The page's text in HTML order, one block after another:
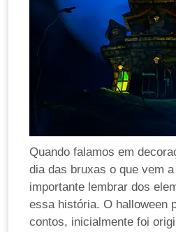
Quando falamos em
dia das bruxas o que vem
importante lembrar dos
essa história. O halloween
contos, inicialmente foi